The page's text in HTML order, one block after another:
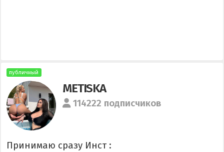
публичный
METISKA
114222 подписчиков
Принимаю сразу Инст :